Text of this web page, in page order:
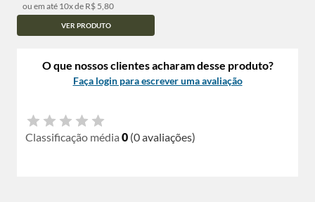
ou em até 10x de R$ 5,80
VER PRODUTO
O que nossos clientes acharam desse produto?
Faça login para escrever uma avaliação
Classificação média 0 (0 avaliações)